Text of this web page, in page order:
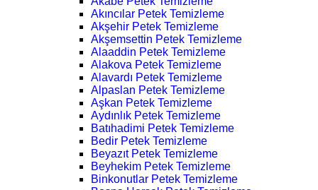
Akıncılar Petek Temizleme
Akşehir Petek Temizleme
Akşemsettin Petek Temizleme
Alaaddin Petek Temizleme
Alakova Petek Temizleme
Alavardı Petek Temizleme
Alpaslan Petek Temizleme
Aşkan Petek Temizleme
Aydınlık Petek Temizleme
Batıhadimi Petek Temizleme
Bedir Petek Temizleme
Beyazıt Petek Temizleme
Beyhekim Petek Temizleme
Binkonutlar Petek Temizleme